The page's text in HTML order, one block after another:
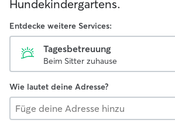
Hundekindergartens.
Entdecke weitere Services:
Tagesbetreuung
Beim Sitter zuhause
Wie lautet deine Adresse?